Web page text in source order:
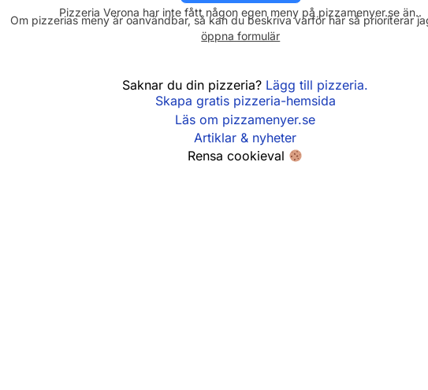
11:00 - 22:00
Lördag
12:00 - 22:00
Söndag
12:00 - 22:00
Pizzeria Verona har inte fått någon egen meny på pizzamenyer.se än..
Om pizzerias meny är oanvändbar, så kan du beskriva varför här så prioriterar
öppna formulär
Saknar du din pizzeria? Lägg till pizzeria.
Skapa gratis pizzeria-hemsida
Läs om pizzamenyer.se
Artiklar & nyheter
Rensa cookieval